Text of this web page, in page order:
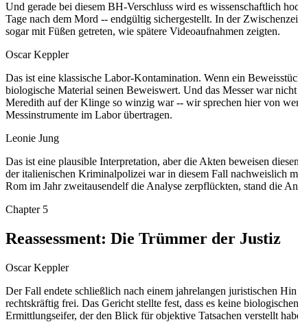
Und gerade bei diesem BH-Verschluss wird es wissenschaftlich
Tage nach dem Mord -- endgültig sichergestellt. In der
sogar mit Füßen getreten, wie spätere Videoaufnahmen zeigten.
Oscar Keppler
Das ist eine klassische Labor-Kontamination. Wenn ein
biologische Material seinen Beweiswert. Und das Messer war
Meredith auf der Klinge so winzig war -- wir sprechen hier von
Messinstrumente im Labor übertragen.
Leonie Jung
Das ist eine plausible Interpretation, aber die Akten beweisen
der italienischen Kriminalpolizei war in diesem Fall nachweislich
Rom im Jahr zweitausendelf die Analyse zerpflückten, stand die
Chapter 5
Reassessment: Die Trümmer der Justiz
Oscar Keppler
Der Fall endete schließlich nach einem jahrelangen juristischen
rechtskräftig frei. Das Gericht stellte fest, dass es keine
Ermittlungseifer, der den Blick für objektive Tatsachen verstellt